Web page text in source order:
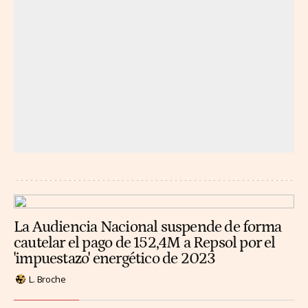
La Audiencia Nacional suspende de forma
cautelar el pago de 152,4M a Repsol por el
'impuestazo' energético de 2023
L. Broche